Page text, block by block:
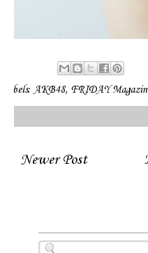
Labels: AKB48, FRIDAY
Newer Post